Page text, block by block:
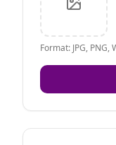
Format: JPG,